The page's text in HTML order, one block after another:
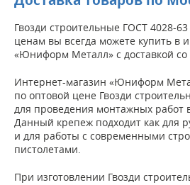
Гвозди строительные ГОСТ 4028-
ценам вы всегда можете купить в
«Юниформ Металл» с доставкой со
Интернет-магазин «Юниформ
по оптовой цене Гвозди
для проведения монтажных работ
Данный крепеж подходит как для
и для работы с современными
пистолетами.
При изготовлении Гвозди